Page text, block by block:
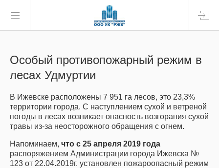
Особый противопожарный режим в
лесах Удмуртии
В Ижевске расположены 7 951 га лесов, это 23,3%
территории города. С наступлением сухой и ветреной
погоды в лесах возникает опасность возгорания сухой
травы из-за неосторожного обращения с огнем.
Напоминаем, что с 25 апреля 2019 года
распоряжением Администрации города Ижевска №
123 от 22.04.2019г. установлен пожароопасный режим